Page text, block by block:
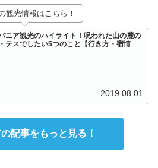
観光情報はこちら！
ニア観光のハイライト！呪われた山の麓の
テスでしたい5つのこと【行き方・宿情
2019.08.01
記事をもっと見る！